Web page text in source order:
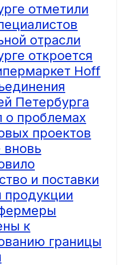
отметили
отрасли
откроется
Hoff
Петербурга
о проблемах
проектов
и поставки
продукции
к
границы